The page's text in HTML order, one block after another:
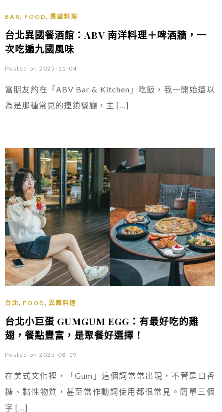
BAR , FOOD, 異國料理
台北異國餐酒館：ABV 南洋料理＋啤酒牆，一
次吃遍九國風味
Posted on 2025-11-04
當朋友約在「ABV Bar & Kitchen」吃飯，我一開始還以
為是那種常見的連鎖餐廳，主 […]
台北, FOOD, 異國料理
台北小巨蛋 GUMGUM EGG：有最好吃的雞
翅，餐點豐富，是聚餐好選擇！
Posted on 2025-08-19
在美式文化裡，「Gum」這個詞常常出現，不管是口香
糖、黏性物質，甚至當作動詞使用都很常見。簡單三個
字 […]